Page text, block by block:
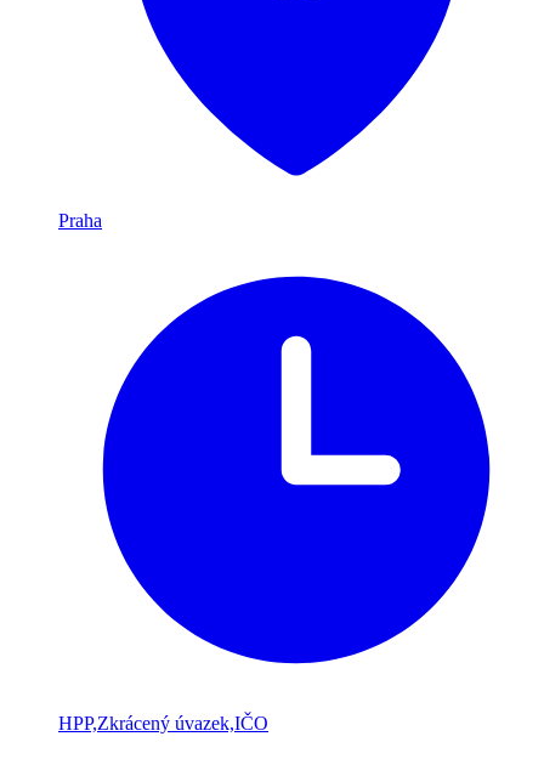
Praha
HPP,Zkrácený úvazek,IČO